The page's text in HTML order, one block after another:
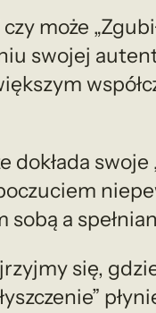
może
swojej
swoje
a
się,